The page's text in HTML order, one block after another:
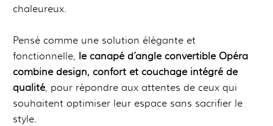
chaleureux.
Pensé comme une solution élégante et
fonctionnelle, le canapé d’angle convertible Opéra
combine design, confort et couchage intégré de
qualité, pour répondre aux attentes de ceux qui
souhaitent optimiser leur espace sans sacrifier le
style.